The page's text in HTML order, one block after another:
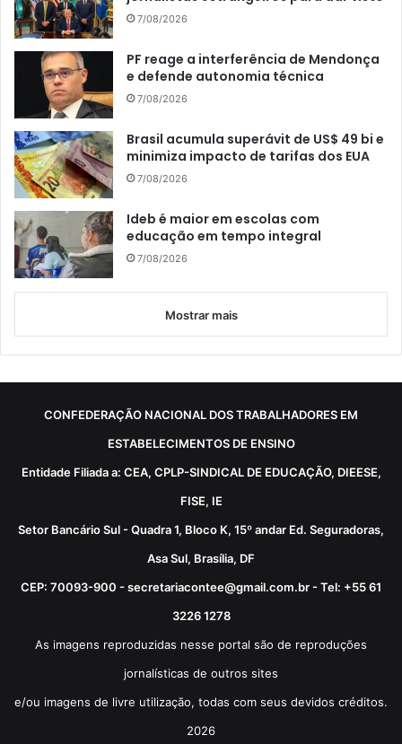
7/08/2026
PF reage a interferência de Mendonça
e defende autonomia técnica
7/08/2026
Brasil acumula superávit de US$ 49 bi e
minimiza impacto de tarifas dos EUA
7/08/2026
Ideb é maior em escolas com
educação em tempo integral
7/08/2026
Mostrar mais
CONFEDERAÇÃO NACIONAL DOS TRABALHADORES EM
ESTABELECIMENTOS DE ENSINO
Entidade Filiada a: CEA, CPLP-SINDICAL DE EDUCAÇÃO, DIEESE,
FISE, IE
Setor Bancário Sul - Quadra 1, Bloco K, 15º andar Ed. Seguradoras,
Asa Sul, Brasília, DF
CEP: 70093-900 - secretariacontee@gmail.com.br - Tel: +55 61
3226 1278
As imagens reproduzidas nesse portal são de reproduções
jornalísticas de outros sites
e/ou imagens de livre utilização, todas com seus devidos créditos.
2026